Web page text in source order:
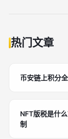
热门文章
币安链上积分
NFT版税是什
制